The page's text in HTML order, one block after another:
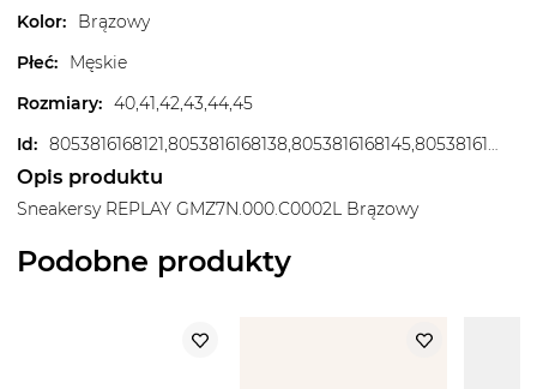
Kolor:
Brązowy
Płeć:
Męskie
Rozmiary: 40,41,42,43,44,45
Id: 8053816168121,8053816168138,8053816168145,8053816168152,8053816168169,8053816168176,8053816168183
Opis produktu
Sneakersy REPLAY GMZ7N.000.C0002L Brązowy
Podobne produkty